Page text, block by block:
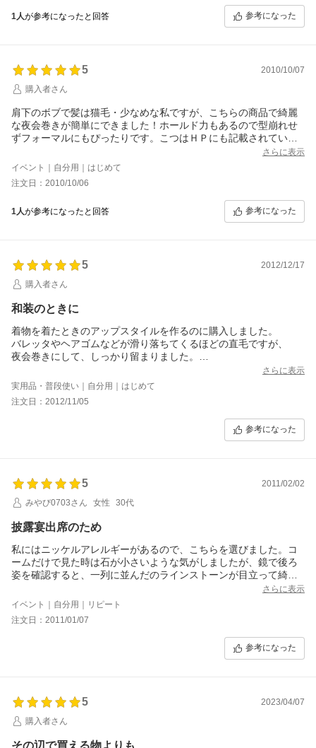
1人が参考になったと回答 参考になった
5
2010/10/07
購入者さん
肩下のボブで髪は猫毛・少なめな私ですが、こちらの商品で綺麗
な夜会巻きが簡単にできました！ホールド力もあるので型崩れせ
ずフォーマルにもぴったりです。こつはＨＰにも記載されていま
したが、最初コームをさす時に表面の髪を薄くすくうと上手くで
きます。色違いでまた購入したいと思います！
さらに表示
イベント｜自分用｜はじめて
注文日：2010/10/06
1人が参考になったと回答 参考になった
5
2012/12/17
購入者さん
和装のときに
着物を着たときのアップスタイルを作るのに購入しました。
バレッタやヘアゴムなどが滑り落ちてくるほどの直毛ですが、
夜会巻きにして、しっかり留まりました。
こちらのお店のＵピン１本との併用で、処理できました。
うまくいけば、５分もかからずヘアスタイルが作れますが、
やはり何度か練習はしないと、コツがつかめないと思います。
こちらのお店のほかの商品も試してみたいと思いました。
さらに表示
実用品・普段使い｜自分用｜はじめて
注文日：2012/11/05
参考になった
5
2011/02/02
みやび0703さん
女性 30代
披露宴出席のため
私にはニッケルアレルギーがあるので、こちらを選びました。コ
ームだけで見た時は石が小さいような気がしましたが、鏡で後ろ
姿を確認すると、一列に並んだのラインストーンが目立って綺麗
です。私はローズを購入しましたが、そこまで派手なピンクでは
なく、非常に良かったです！夜会巻きのハーフアップにはやっぱ
りちょっと大きかったかも。爪付きの台座なので石落ちの心配が
なくて良いのですが、たまに爪に髪が引っかかって痛い思いもし
さらに表示
イベント｜自分用｜リピート
注文日：2011/01/07
参考になった
5
2023/04/07
購入者さん
その辺で買える物よりも、